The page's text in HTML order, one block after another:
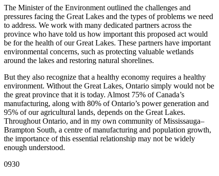
The Minister of the Environment outlined the challenges and
pressures facing the Great Lakes and the types of problems we need
to address. We work with many dedicated partners across the
province who have told us how important this proposed act would
be for the health of our Great Lakes. These partners have important
environmental concerns, such as protecting valuable wetlands
around the lakes and restoring natural shorelines.
But they also recognize that a healthy economy requires a healthy
environment. Without the Great Lakes, Ontario simply would not be
the great province that it is today. Almost 75% of Canada’s
manufacturing, along with 80% of Ontario’s power generation and
95% of our agricultural lands, depends on the Great Lakes.
Throughout Ontario, and in my own community of Mississauga–
Brampton South, a centre of manufacturing and population growth,
the importance of this essential relationship may not be widely
enough understood.
0930